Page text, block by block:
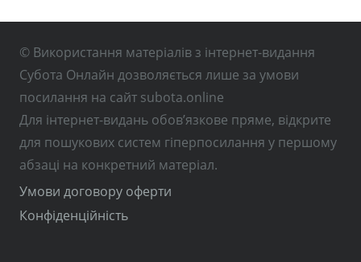
© Використання матеріалів з інтернет-видання
Субота Онлайн дозволяється лише за умови
посилання на сайт subota.online
Для інтернет-видань обов’язкове пряме, відкрите
для пошукових систем гіперпосилання у першому
абзаці на конкретний матеріал.
Умови договору оферти
Конфіденційність